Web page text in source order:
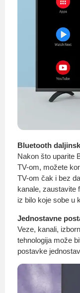
Bluetooth
Nakon što uparite
TV-om, možete
TV-om čak i bez
kanale, zaustavite
iz bilo koje sobe u
Jednostavne
Veze, kanali,
tehnologija može
postavke